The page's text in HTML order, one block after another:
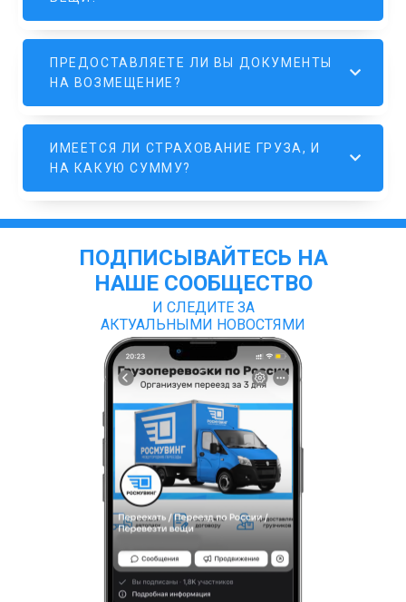
ПРЕДОСТАВЛЯЕТЕ ЛИ ВЫ ДОКУМЕНТЫ
НА ВОЗМЕЩЕНИЕ?
ИМЕЕТСЯ ЛИ СТРАХОВАНИЕ ГРУЗА, И
НА КАКУЮ СУММУ?
ПОДПИСЫВАЙТЕСЬ НА
НАШЕ СООБЩЕСТВО
И СЛЕДИТЕ ЗА
АКТУАЛЬНЫМИ НОВОСТЯМИ